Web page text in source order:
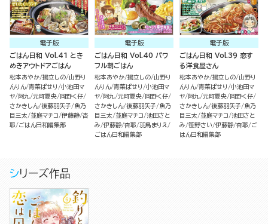
電子版
ごはん日和 Vol.41 とき
めきアウトドアごはん
松本あやか 揚立しの 山野り
んりん 青菜ぱせり
小池田マ
ヤ 阿九 元町夏央 岡野く仔
さかきしん 後藤羽矢子 魚乃
目三太
並庭マチコ 伊藤静 杏
耶
ごはん日和編集部
電子版
ごはん日和 Vol.40 パワ
フル朝ごはん
松本あやか 揚立しの 山野り
んりん 青菜ぱせり
小池田マ
ヤ 阿九 元町夏央 岡野く仔
さかきしん 後藤羽矢子 魚乃
目三太
並庭マチコ 池田さと
み 伊藤静 杏耶 羽鳥まりえ
ごはん日和編集部
電子版
ごはん日和 Vol.39 恋す
る洋食屋さん
松本あやか 揚立しの 山野り
んりん 青菜ぱせり
小池田マ
ヤ 阿九 元町夏央 岡野く仔
さかきしん 後藤羽矢子 魚乃
目三太
並庭マチコ 池田さと
み 笹野さい 伊藤静 杏耶
ご
はん日和編集部
シリーズ作品